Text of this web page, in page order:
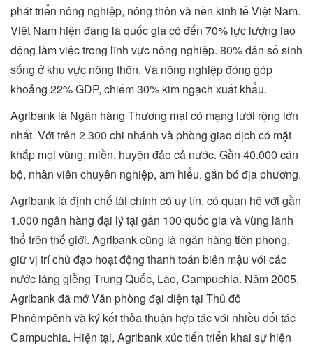
phát triển nông nghiệp, nông thôn và nền kinh tế Việt Nam.
Việt Nam hiện đang là quốc gia có đến 70% lực lượng lao
động làm việc trong lĩnh vực nông nghiệp. 80% dân số sinh
sống ở khu vực nông thôn. Và nông nghiệp đóng góp
khoảng 22% GDP, chiếm 30% kim ngạch xuất khẩu.
Agribank là Ngân hàng Thương mại có mạng lưới rộng lớn
nhất. Với trên 2.300 chi nhánh và phòng giao dịch có mặt
khắp mọi vùng, miền, huyện đảo cả nước. Gần 40.000 cán
bộ, nhân viên chuyên nghiệp, am hiểu, gắn bó địa phương.
Agribank là định chế tài chính có uy tín, có quan hệ với gần
1.000 ngân hàng đại lý tại gần 100 quốc gia và vùng lãnh
thổ trên thế giới. Agribank cũng là ngân hàng tiên phong,
giữ vị trí chủ đạo hoạt động thanh toán biên mậu với các
nước láng giềng Trung Quốc, Lào, Campuchia. Năm 2005,
Agribank đã mở Văn phòng đại diện tại Thủ đô
Phnômpênh và ký kết thỏa thuận hợp tác với nhiều đối tác
Campuchia. Hiện tại, Agribank xúc tiến triển khai sự hiện